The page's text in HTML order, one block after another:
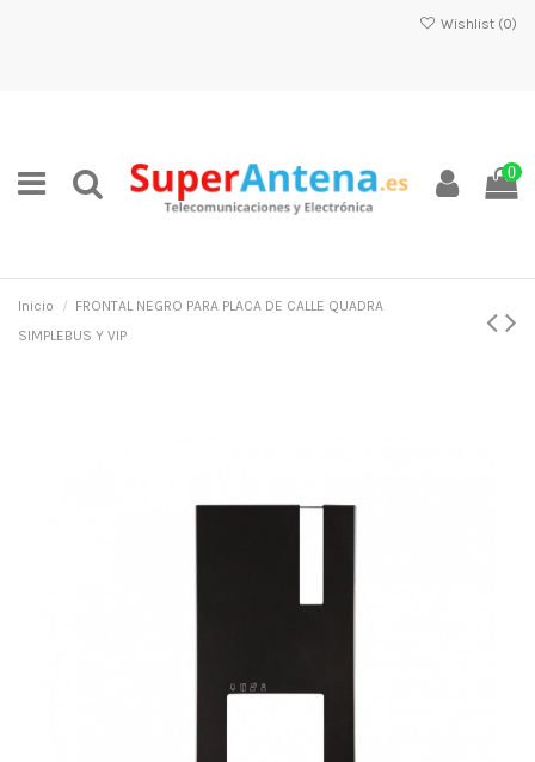
Wishlist (0)
0
Inicio
FRONTAL NEGRO PARA PLACA DE CALLE QUADRA
SIMPLEBUS Y VIP